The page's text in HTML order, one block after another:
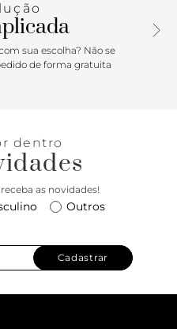
sua escolha? Não se
de forma gratuita
dentro
as novidades!
Outros
Cadastrar